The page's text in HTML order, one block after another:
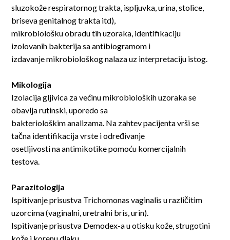
sluzokože respiratornog trakta, ispljuvka, urina, stolice,
briseva genitalnog trakta itd),
mikrobiološku obradu tih uzoraka, identifikaciju
izolovanih bakterija sa antibiogramom i
izdavanje mikrobiološkog nalaza uz interpretaciju istog.
Mikologija
Izolacija gljivica za većinu mikrobioloških uzoraka se
obavlja rutinski, uporedo sa
bakteriološkim analizama. Na zahtev pacijenta vrši se
tačna identifikacija vrste i određivanje
osetljivosti na antimikotike pomoću komercijalnih
testova.
Parazitologija
Ispitivanje prisustva Trichomonas vaginalis u različitim
uzorcima (vaginalni, uretralni bris, urin).
Ispitivanje prisustva Demodex-a u otisku kože, strugotini